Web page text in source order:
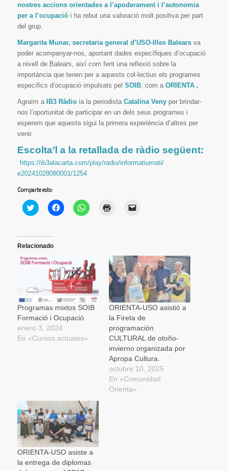
nostres accions orientades a l’apoderament i l’autonomia
per a l’ocupaciói ha rebut una valoració molt positiva per part
del grup.
Margarita Munar, secretaria general d’USO-Illes Balearsva
poder acompanyar-nos, aportant dades específiques d’ocupació
a nivell de Balears, així com fent una reflexió sobre la
importància que tenen per a aquests col·lectius els programes
específics d’ocupació impulsats pel SOIB, com a ORIENTA ,
Agraïm a IB3 Ràdioia la periodistaCatalina Venyper brindar-
nos l’oportunitat de participar en un dels seus programes i
esperem que aquesta sigui la primera experiència d’altres per
venir.
Escolta’l a la retallada de ràdio següent:
https://ib3alacarta.com/play/radio/informatiumati/
e20241028080001/1254
Comparte esto:
Haz
clic
Twitter
(Se
en
una
ventana
nueva)
Haz
clic
una
ventana
nueva)
Haz
clic
en
una
ventana
nueva)
ventana
nueva)
electrónico
a
un
amigo
(Se
abre
en
una
ventana
nueva)
Relacionado
Programas mixtos SOIB
Formació i Ocupació
enero 3, 2024
En «Cursos actuales»
ORIENTA-USO asistió a
la Fireta de
programación
CULTURAL de otoño-
invierno organizada por
Apropa Cultura.
octubre 10, 2025
En «Comunidad
Orienta»
ORIENTA-USO asiste a
la entrega de diplomas